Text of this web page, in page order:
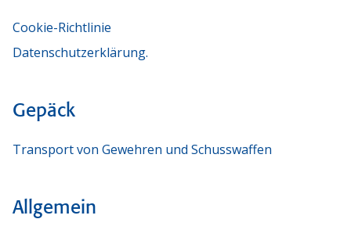
Cookie-Richtlinie
Datenschutzerklärung.
Gepäck
Transport von Gewehren und Schusswaffen
Allgemein